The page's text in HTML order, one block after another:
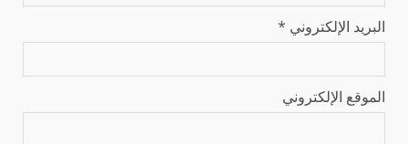
البريد الإلكتروني *
الموقع الإلكتروني